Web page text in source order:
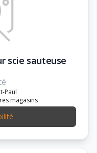
scie sauteuse
Paul
magasins